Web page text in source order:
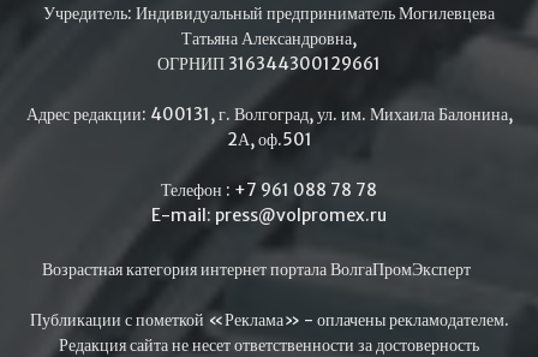
Учредитель: Индивидуальный предприниматель Могилевцева
Татьяна Александровна,
ОГРНИП 316344300129661
Адрес редакции: 400131, г. Волгоград, ул. им. Михаила Балонина,
2А, оф.501
Телефон : +7 961 088 78 78
E-mail: press@volpromex.ru
Возрастная категория интернет портала ВолгаПромЭксперт
Публикации с пометкой «Реклама» - оплачены рекламодателем.
Редакция сайта не несет ответственности за достоверность